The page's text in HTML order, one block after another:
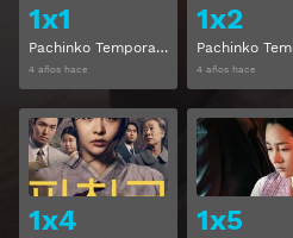
1x1
Pachinko Temporada 1 Capitulo 1
4 años hace
1x2
4 años hace
1x4 1x5